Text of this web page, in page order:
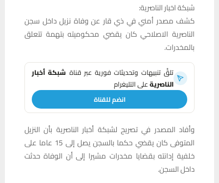
شبكة اخبار الناصرية:
كشف مصدر أمني في ذي قار عن وفاة نزيل داخل سجن
الناصرية الاصلاحي كان يقضي محكوميته بتهمة تتعلق
بالمخدرات.
تلقَّ تنبيهات وتحديثات فورية عبر قناة شبكة أخبار
الناصريةعلى التليغرام
انضم للقناة
وأفاد المصدر في تصريح لشبكة أخبار الناصرية بأن النزيل
المتوفى كان يقضي حكما بالسجن يصل إلى 15 عاما على
خلفية إدانته بقضايا مخدرات مشيرا إلى أن الوفاة حدثت
داخل السجن.